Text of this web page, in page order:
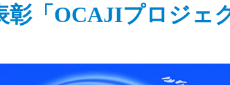
彰「OCAJIプロジェ